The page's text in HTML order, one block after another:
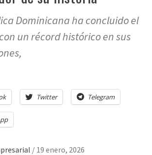
Dominicana ha concluido el
un récord histórico en sus
Twitter Telegram
/ 19 enero, 2026